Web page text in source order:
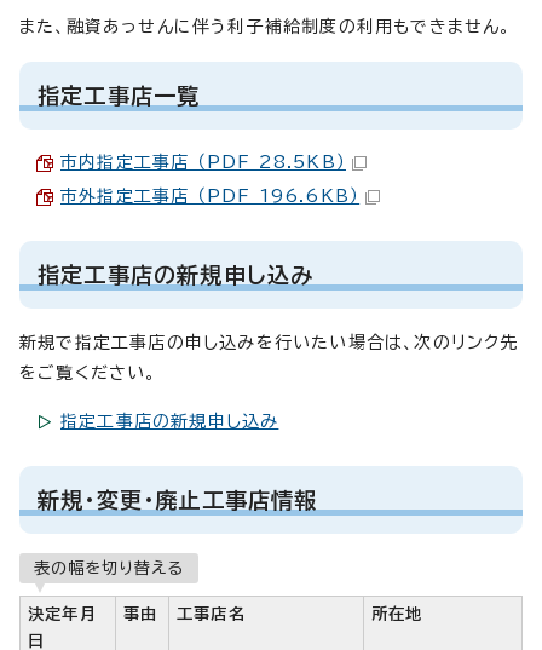
また、融資あっせんに伴う利子補給制度の利用もできません。
指定工事店一覧
市内指定工事店 （PDF 28.5KB）
市外指定工事店 （PDF 196.6KB）
指定工事店の新規申し込み
新規で指定工事店の申し込みを行いたい場合は、次のリンク先
をご覧ください。
指定工事店の新規申し込み
新規・変更・廃止工事店情報
表の幅を切り替える
決定年月
日
事由 工事店名 所在地